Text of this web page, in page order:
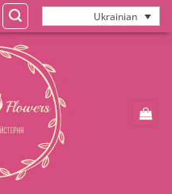
Ukrainian